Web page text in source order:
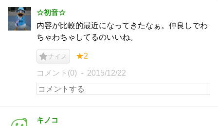
☆初音☆
内容が比較的最近になってきたなぁ。仲良しでわ
ちゃわちゃしてるのいいね。
ナイス ★2
コメント(0) 2015/12/22
キノコ